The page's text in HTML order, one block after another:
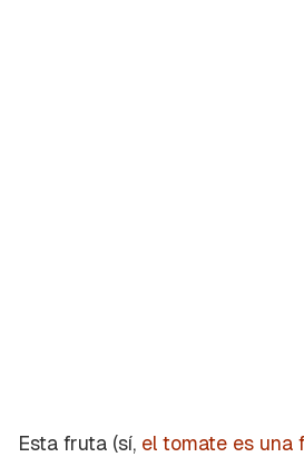
Esta fruta (sí, el tomate es una